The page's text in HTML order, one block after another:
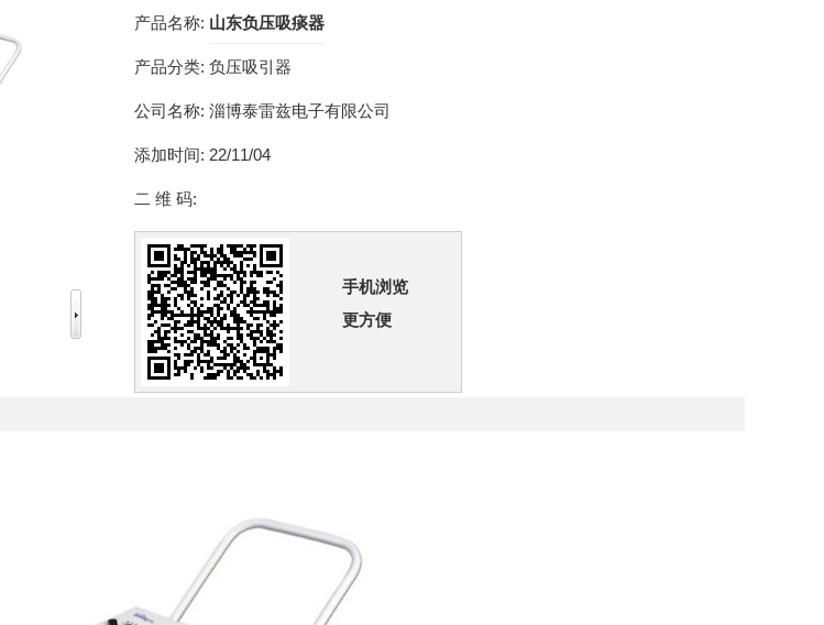
产品名称: 山东负压吸痰器
产品分类: 负压吸引器
公司名称: 淄博泰雷兹电子有限公司
添加时间: 22/11/04
二 维 码:
手机浏览
更方便